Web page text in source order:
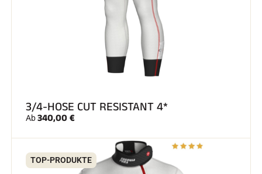
SKIRENNEN
3/4-HOSE CUT RESISTANT 4*
Ab340,00 €
TOP-PRODUKTE